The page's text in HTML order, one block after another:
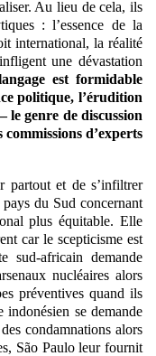
Au lieu de cela, ils
: l’essence de la
international, la réalité
une dévastation
est formidable
politique, l’érudition
genre de discussion
d’experts
partout et de s’infiltrer
du Sud concernant
plus équitable. Elle
car le scepticisme est
sud-africain demande
nucléaires alors
préventives quand ils
indonésien se demande
condamnations alors
São Paulo leur fournit